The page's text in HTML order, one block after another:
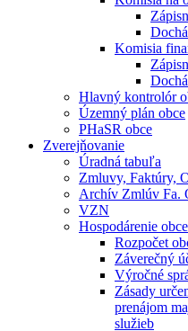
Komisia
Hlavný kontrolór
Územný plán obce
PHaSR obce
Zverejňovanie
Úradná tabuľa
Zmluvy, Faktúry,
Archív Zmlúv Fa.
VZN
Hospodárenie obce
Rozpočet
Záverečný
Výročné
Zásady
prenájom
služieb